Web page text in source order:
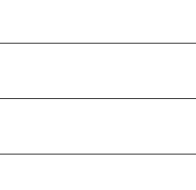
ャラバン）